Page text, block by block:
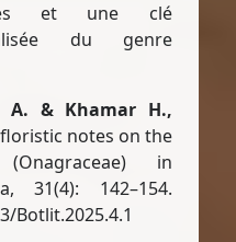
et une clé
du genre
A. & Khamar H.,
notes on the
in
31(4): 142–154.
Botlit.2025.4.1